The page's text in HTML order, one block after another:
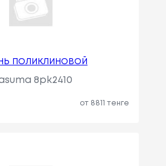
ПОЛИКЛИНОВОЙ
8pk2410
от 8811 тенге